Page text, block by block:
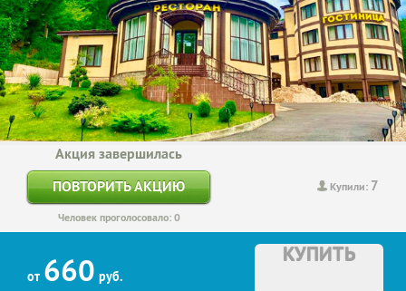
Купили: 7
Акция завершилась
ПОВТОРИТЬ АКЦИЮ
Человек проголосовало: 0
от 660 руб.
КУПИТЬ